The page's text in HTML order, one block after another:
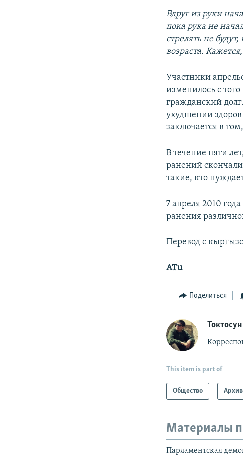
Вдруг из руки
пока рука не
стрелять не
возраста.
Участники
изменилось с
гражданский
ухудшении
заключается в
В течение пяти
ранений
такие, кто
7 апреля 2010
ранения
Перевод с
ATu
Поделиться
This item is part of
Общество
Материалы
Парламентская